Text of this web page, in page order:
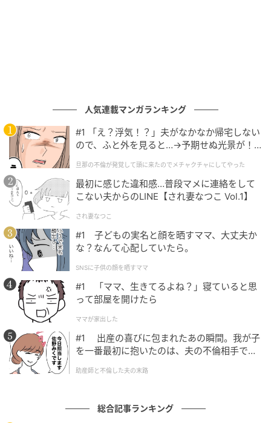
人気連載マンガランキング
#1 「え？浮気！？」夫がなかなか帰宅しない
ので、ふと外を見ると…→予期せぬ光景が！
クチャにしてやった
旦那の不倫が発覚して頭に来たのでメチャクチャにしてやった
最初に感じた違和感…普段マメに連絡をして
こない夫からのLINE【され妻なつこ Vol.1】
され妻なつこ
#1 子どもの実名と顔を晒すママ、大丈夫か
な？なんて心配していたら。
SNSに子供の顔を晒すママ
#1 「ママ、生きてるよね？」寝ていると思
って部屋を開けたら
ママが家出した
#1 出産の喜びに包まれたあの瞬間。我が子
を一番最初に抱いたのは、夫の不倫相手でし
助産師と不倫した夫の末路
総合記事ランキング